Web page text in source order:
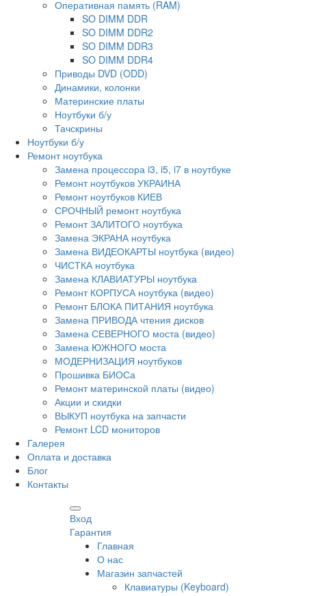
Оперативная память (RAM)
SO DIMM DDR
SO DIMM DDR2
SO DIMM DDR3
SO DIMM DDR4
Приводы DVD (ODD)
Динамики, колонки
Материнские платы
Ноутбуки б/у
Тачскрины
Ноутбуки б/у
Ремонт ноутбука
Замена процессора i3, i5, i7 в ноутбуке
Ремонт ноутбуков УКРАИНА
Ремонт ноутбуков КИЕВ
СРОЧНЫЙ ремонт ноутбука
Ремонт ЗАЛИТОГО ноутбука
Замена ЭКРАНА ноутбука
Замена ВИДЕОКАРТЫ ноутбука (видео)
ЧИСТКА ноутбука
Замена КЛАВИАТУРЫ ноутбука
Ремонт КОРПУСА ноутбука (видео)
Ремонт БЛОКА ПИТАНИЯ ноутбука
Замена ПРИВОДА чтения дисков
Замена СЕВЕРНОГО моста (видео)
Замена ЮЖНОГО моста
МОДЕРНИЗАЦИЯ ноутбуков
Прошивка БИОСа
Ремонт материнской платы (видео)
Акции и скидки
ВЫКУП ноутбука на запчасти
Ремонт LCD мониторов
Галерея
Оплата и доставка
Блог
Контакты
Вход
Гарантия
Главная
О нас
Магазин запчастей
Клавиатуры (Keyboard)